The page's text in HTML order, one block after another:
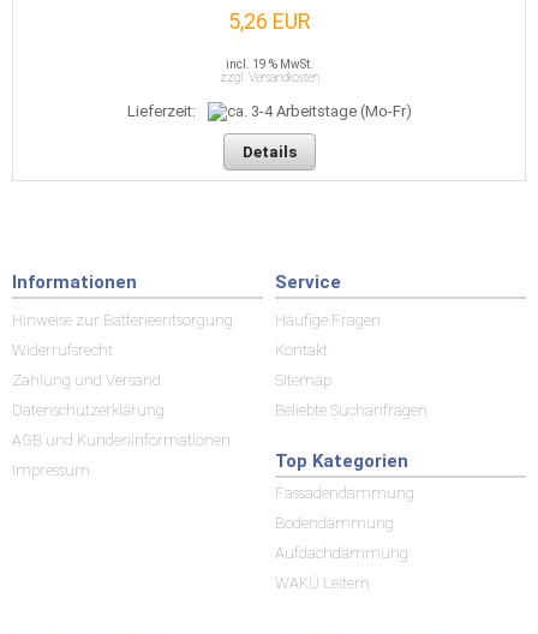
5,26 EUR
incl. 19 % MwSt.
zzgl. Versandkosten
Lieferzeit:
Details
Informationen
Hinweise zur Batterieentsorgung
Widerrufsrecht
Zahlung und Versand
Datenschutzerklärung
AGB und Kundeninformationen
Impressum
Service
Häufige Fragen
Kontakt
Sitemap
Beliebte Suchanfragen
Top Kategorien
Fassadendämmung
Bodendämmung
Aufdachdämmung
WAKÜ Leitern